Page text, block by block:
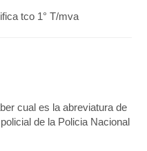
tco 1° T/mva
cual es la abreviatura de
de la Policia Nacional